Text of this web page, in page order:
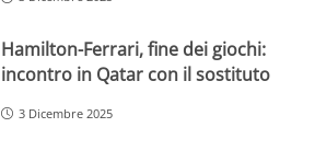
Hamilton-Ferrari, fine dei giochi:
incontro in Qatar con il sostituto
3 Dicembre 2025